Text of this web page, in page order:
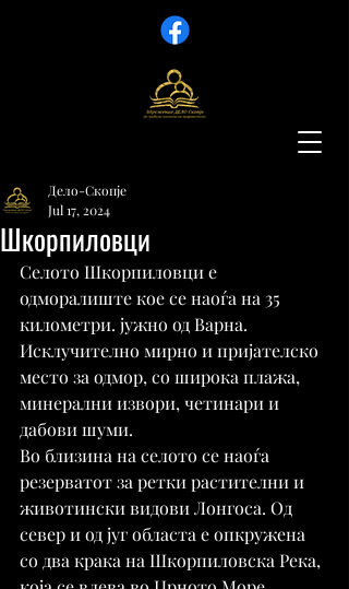
Шкорпиловци
Дело-Скопје
Jul 17, 2024
Селото Шкорпиловци е
одморалиште кое се наоѓа на 35
километри. јужно од Варна.
Исклучително мирно и пријателско
место за одмор, со широка плажа,
минерални извори, четинари и
дабови шуми.
Во близина на селото се наоѓа
резерватот за ретки растителни и
животински видови Лонгоса. Од
север и од југ областа е опкружена
со два крака на Шкорпиловска Река,